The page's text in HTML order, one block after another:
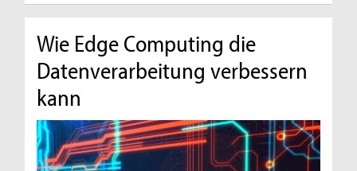
Wie Edge Computing die
Datenverarbeitung verbessern
kann